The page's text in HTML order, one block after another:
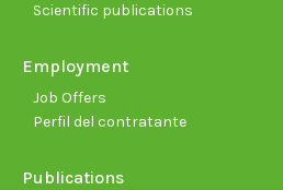
Scientific publications
Employment
Job Offers
Perfil del contratante
Publications